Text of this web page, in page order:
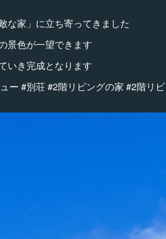
な家」に立ち寄ってきました
景色が一望できます
いき完成となります
ー #別荘 #2階リビングの家 #2階リ